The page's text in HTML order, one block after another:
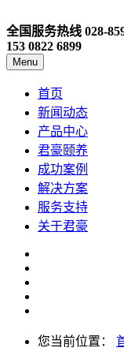
全国服务热线 028-
153 0822 6899
Menu
首页
新闻动态
产品中心
君豪颐养
成功案例
解决方案
服务支持
关于君豪
您当前位置：